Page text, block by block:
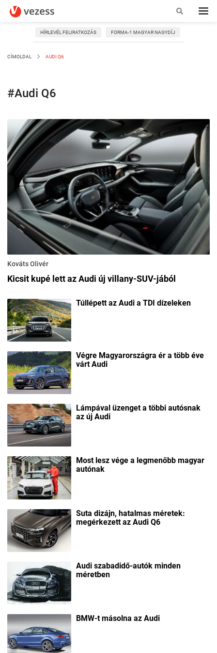
HÍRLEVÉL FELIRATKOZÁS FORMA-1 MAGYAR NAGYDÍJ
CÍMOLDAL AUDI Q6
#Audi Q6
Kováts Olivér
Kicsit kupé lett az Audi új villany-SUV-jából
Túllépett az Audi a TDI dízeleken
Végre Magyarországra ér a több éve
várt Audi
Lámpával üzenget a többi autósnak
az új Audi
Most lesz vége a legmenőbb magyar
autónak
Suta dizájn, hatalmas méretek:
megérkezett az Audi Q6
Audi szabadidő-autók minden
méretben
BMW-t másolna az Audi